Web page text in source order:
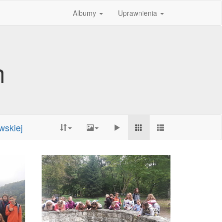
Albumy Uprawnienia